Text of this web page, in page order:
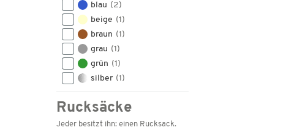
blau (2)
beige (1)
braun (1)
grau (1)
grün (1)
silber (1)
Rucksäcke
Jeder besitzt ihn: einen Rucksack.